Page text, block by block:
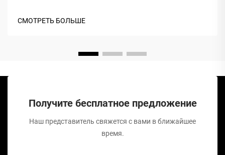
СМОТРЕТЬ БОЛЬШЕ
Получите бесплатное предложение
Наш представитель свяжется с вами в ближайшее
время.